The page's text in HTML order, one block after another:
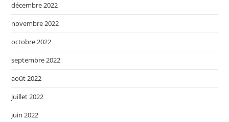
décembre 2022
novembre 2022
octobre 2022
septembre 2022
août 2022
juillet 2022
juin 2022